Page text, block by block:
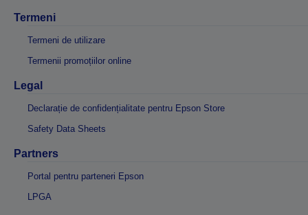
Termeni
Termeni de utilizare
Termenii promoțiilor online
Legal
Declarație de confidențialitate pentru Epson Store
Safety Data Sheets
Partners
Portal pentru parteneri Epson
LPGA